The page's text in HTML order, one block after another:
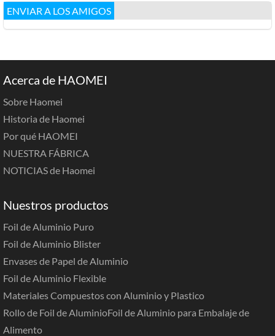
ENVIAR A LOS AMIGOS
Acerca de HAOMEI
Sobre Haomei
Historia de Haomei
Por qué HAOMEI
NUESTRA FÁBRICA
NOTICIAS de Haomei
Nuestros productos
Foil de Aluminio Puro
Foil de Aluminio Blister
Envases de Papel de Aluminio
Foil de Aluminio Flexible
Materiales Compuestos con Aluminio y Plastico
Rollo de Foil de AluminioFoil de Aluminio para Embalaje de
Alimento